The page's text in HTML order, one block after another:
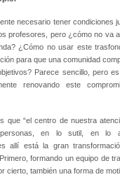
necesario tener condiciones
profesores, pero ¿cómo no va
¿Cómo no usar este
para que una comunidad
Parece sencillo, pero
renovando este
que “el cen­tro de nuestra
en lo sutil, en lo
allí está la gran
formando un equi­po de
cierto, también una forma de